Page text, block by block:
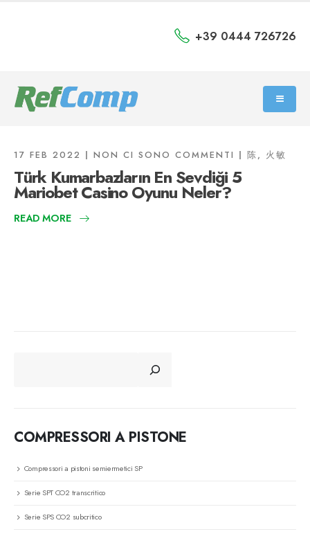
+39 0444 726726
17 FEB 2022 NON CI SONO COMMENTI 陈, 火敏
Türk Kumarbazların En Sevdiği 5
Mariobet Casino Oyunu Neler?
READ MORE
COMPRESSORI A PISTONE
Compressori a pistoni semiermetici SP
Serie SPT CO2 transcritico
Serie SPS CO2 subcritico